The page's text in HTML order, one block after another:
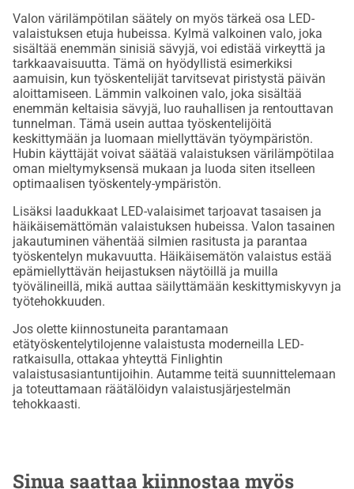
Valon värilämpötilan säätely on myös tärkeä osa LED-
valaistuksen etuja hubeissa. Kylmä valkoinen valo, joka
sisältää enemmän sinisiä sävyjä, voi edistää virkeyttä ja
tarkkaavaisuutta. Tämä on hyödyllistä esimerkiksi
aamuisin, kun työskentelijät tarvitsevat piristystä päivän
aloittamiseen. Lämmin valkoinen valo, joka sisältää
enemmän keltaisia sävyjä, luo rauhallisen ja rentouttavan
tunnelman. Tämä usein auttaa työskentelijöitä
keskittymään ja luomaan miellyttävän työympäristön.
Hubin käyttäjät voivat säätää valaistuksen värilämpötilaa
oman mieltymyksensä mukaan ja luoda siten itselleen
optimaalisen työskentely-ympäristön.
Lisäksi laadukkaat LED-valaisimet tarjoavat tasaisen ja
häikäisemättömän valaistuksen hubeissa. Valon tasainen
jakautuminen vähentää silmien rasitusta ja parantaa
työskentelyn mukavuutta. Häikäisemätön valaistus estää
epämiellyttävän heijastuksen näytöillä ja muilla
työvälineillä, mikä auttaa säilyttämään keskittymiskyvyn ja
työtehokkuuden.
Jos olette kiinnostuneita parantamaan
etätyöskentelytilojenne valaistusta moderneilla LED-
ratkaisulla, ottakaa yhteyttä Finlightin
valaistusasiantuntijoihin. Autamme teitä suunnittelemaan
ja toteuttamaan räätälöidyn valaistusjärjestelmän
tehokkaasti.
Sinua saattaa kiinnostaa myös